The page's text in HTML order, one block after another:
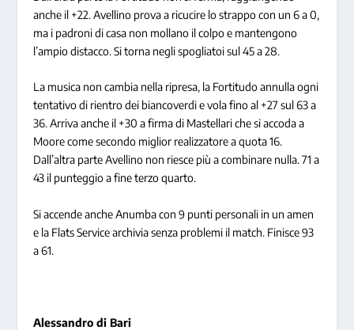
anche il +22. Avellino prova a ricucire lo strappo con un 6 a 0,
ma i padroni di casa non mollano il colpo e mantengono
l’ampio distacco. Si torna negli spogliatoi sul 45 a 28.
La musica non cambia nella ripresa, la Fortitudo annulla ogni
tentativo di rientro dei biancoverdi e vola fino al +27 sul 63 a
36. Arriva anche il +30 a firma di Mastellari che si accoda a
Moore come secondo miglior realizzatore a quota 16.
Dall’altra parte Avellino non riesce più a combinare nulla. 71 a
43 il punteggio a fine terzo quarto.
Si accende anche Anumba con 9 punti personali in un amen
e la Flats Service archivia senza problemi il match. Finisce 93
a 61.
Alessandro di Bari